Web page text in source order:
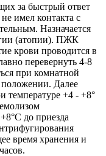
за быстрый ответ
имел контакта с
Назначается
(атопии). ПЖК
крови проводится в
перевернуть 4-8
при комнатной
положении. Далее
температуре +4 - +8°
до приезда
время хранения и